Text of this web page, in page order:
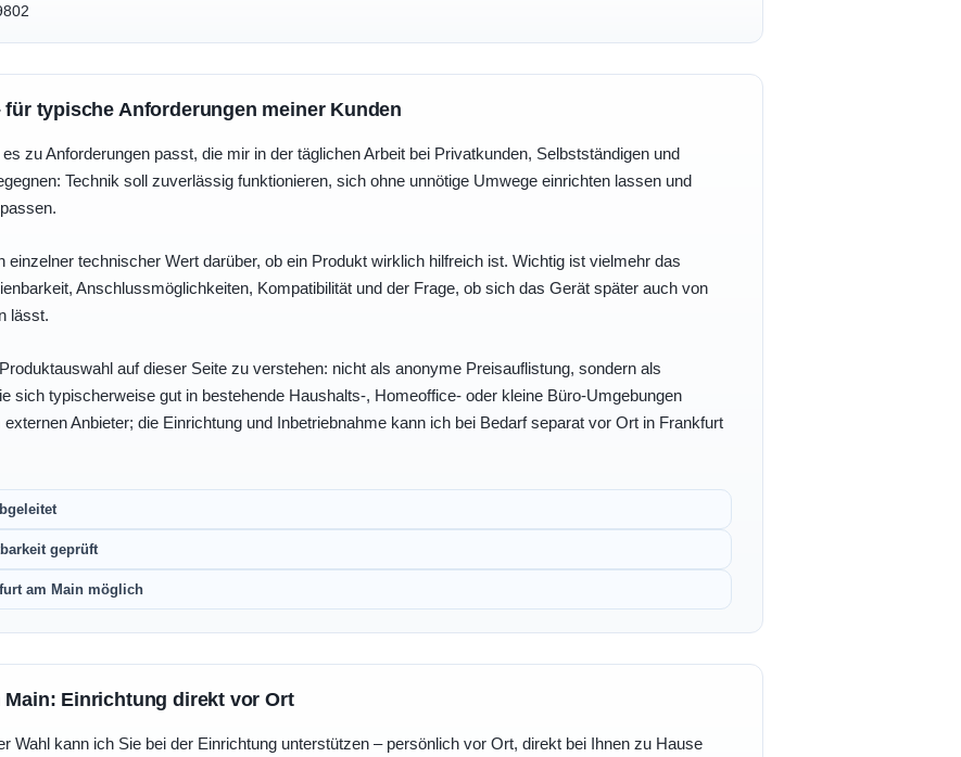
typische Anforderungen meiner Kunden
zu Anforderungen passt, die mir in der täglichen Arbeit bei Privatkunden, Selbstständigen und
Technik soll zuverlässig funktionieren, sich ohne unnötige Umwege einrichten lassen und
einzelner technischer Wert darüber, ob ein Produkt wirklich hilfreich ist. Wichtig ist vielmehr das
Anschlussmöglichkeiten, Kompatibilität und der Frage, ob sich das Gerät später auch von
lässt.
auf dieser Seite zu verstehen: nicht als anonyme Preisauflistung, sondern als
sich typischerweise gut in bestehende Haushalts-, Homeoffice- oder kleine Büro-Umgebungen
Anbieter; die Einrichtung und Inbetriebnahme kann ich bei Bedarf separat vor Ort in Frankfurt
geprüft
am Main möglich
Einrichtung direkt vor Ort
Wahl kann ich Sie bei der Einrichtung unterstützen – persönlich vor Ort, direkt bei Ihnen zu Hause